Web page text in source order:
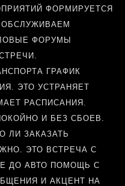
ФОРМИРУЕТСЯ
ФОРУМЫ
ГРАФИК
ЭТО УСТРАНЯЕТ
РАСПИСАНИЯ.
И БЕЗ СБОЕВ.
ЛИ ЗАКАЗАТЬ
ЭТО ВСТРЕЧА С
ДО АВТО ПОМОЩЬ С
И АКЦЕНТ НА